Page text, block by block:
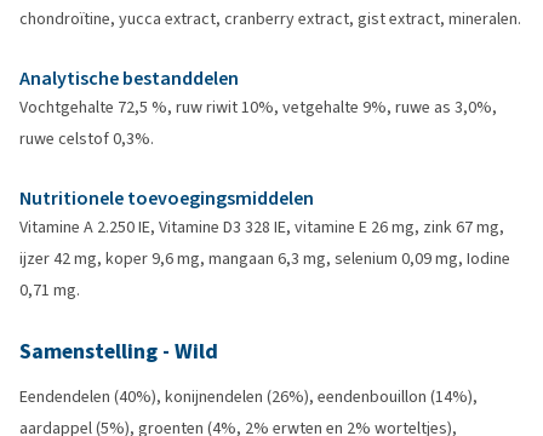
chondroïtine, yucca extract, cranberry extract, gist extract, mineralen.
Analytische bestanddelen
Vochtgehalte 72,5 %, ruw riwit 10%, vetgehalte 9%, ruwe as 3,0%,
ruwe celstof 0,3%.
Nutritionele toevoegingsmiddelen
Vitamine A 2.250 IE, Vitamine D3 328 IE, vitamine E 26 mg, zink 67 mg,
ijzer 42 mg, koper 9,6 mg, mangaan 6,3 mg, selenium 0,09 mg, Iodine
0,71 mg.
Samenstelling - Wild
Eendendelen (40%), konijnendelen (26%), eendenbouillon (14%),
aardappel (5%), groenten (4%, 2% erwten en 2% worteltjes),